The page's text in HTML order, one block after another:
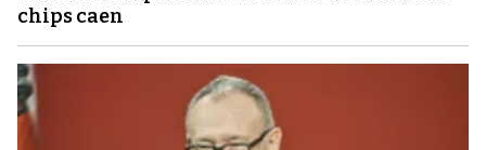
chips caen